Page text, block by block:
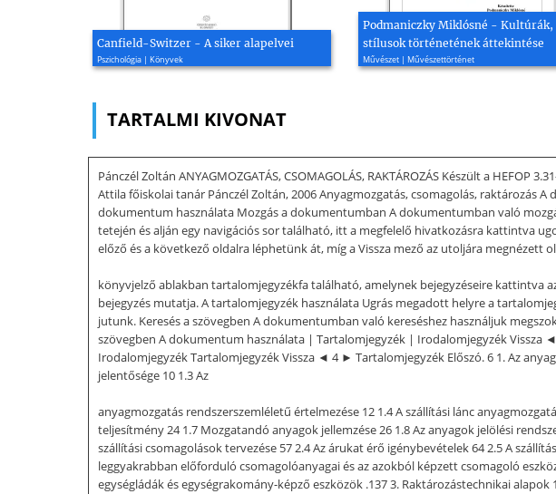
Canfield-Switzer - A siker alapelvei
Pszichológia | Könyvek
Podmaniczky Miklósné - Kultúrák,
stílusok történetének áttekintése
Művészet | Művészettörténet
TARTALMI KIVONAT
Pánczél Zoltán ANYAGMOZGATÁS, CSOMAGOLÁS, RAKTÁROZÁS Készült a
Attila főiskolai tanár Pánczél Zoltán, 2006 Anyagmozgatás, csomagolás,
dokumentum használata Mozgás a dokumentumban A dokumentumban való
tetején és alján egy navigációs sor található, itt a megfelelő hivatkozásra kattintva
előző és a következő oldalra léphetünk át, míg a Vissza mező az utoljára megnézett
könyvjelző ablakban tartalomjegyzékfa található, amelynek bejegyzéseire
bejegyzés mutatja. A tartalomjegyzék használata Ugrás megadott helyre a
jutunk. Keresés a szövegben A dokumentumban való kereséshez használjuk
szövegben A dokumentum használata | Tartalomjegyzék | Irodalomjegyzék
Irodalomjegyzék Tartalomjegyzék Vissza ◄ 4 ► Tartalomjegyzék Előszó. 6 1. Az
jelentősége 10 1.3 Az
anyagmozgatás rendszerszemléletű értelmezése 12 1.4 A szállítási lánc
teljesítmény 24 1.7 Mozgatandó anyagok jellemzése 26 1.8 Az anyagok jelölési
szállítási csomagolások tervezése 57 2.4 Az árukat érő igénybevételek 64 2.5 A
leggyakrabban előforduló csomagolóanyagai és az azokból képzett csomagoló
egységládák és egységrakomány-képző eszközök .137 3. Raktározástechnikai